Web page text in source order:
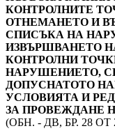
КОНТРОЛНИТЕ
ОТНЕМАНЕТО И
СПИСЪКА НА
ИЗВЪРШВАНЕТО
КОНТРОЛНИ
НАРУШЕНИЕТО,
ДОПУСНАТОТО
УСЛОВИЯТА И
ЗА ПРОВЕЖДАНЕ
(ОБН. - ДВ, БР. 28 ОТ